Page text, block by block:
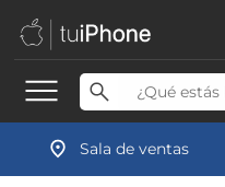
Sala de ventas